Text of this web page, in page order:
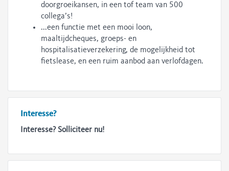
doorgroeikansen, in een tof team van 500
collega’s!
...een functie met een mooi loon,
maaltijdcheques, groeps- en
hospitalisatieverzekering, de mogelijkheid tot
fietslease, en een ruim aanbod aan verlofdagen.
Interesse?
Interesse? Solliciteer nu!